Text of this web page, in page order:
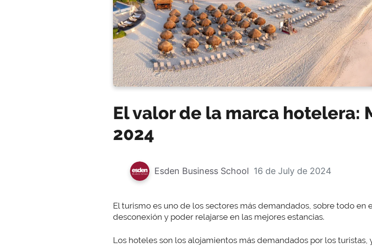
El valor de la marca hotelera:
2024
Esden Business School 16 de July de 2024
El turismo es uno de los sectores más demandados, sobre todo en
desconexión y poder relajarse en las mejores estancias.
Los hoteles son los alojamientos más demandados por los